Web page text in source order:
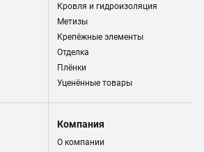
Кровля и гидроизоляция
Метизы
Крепёжные элементы
Отделка
Плёнки
Уценённые товары
Компания
О компании